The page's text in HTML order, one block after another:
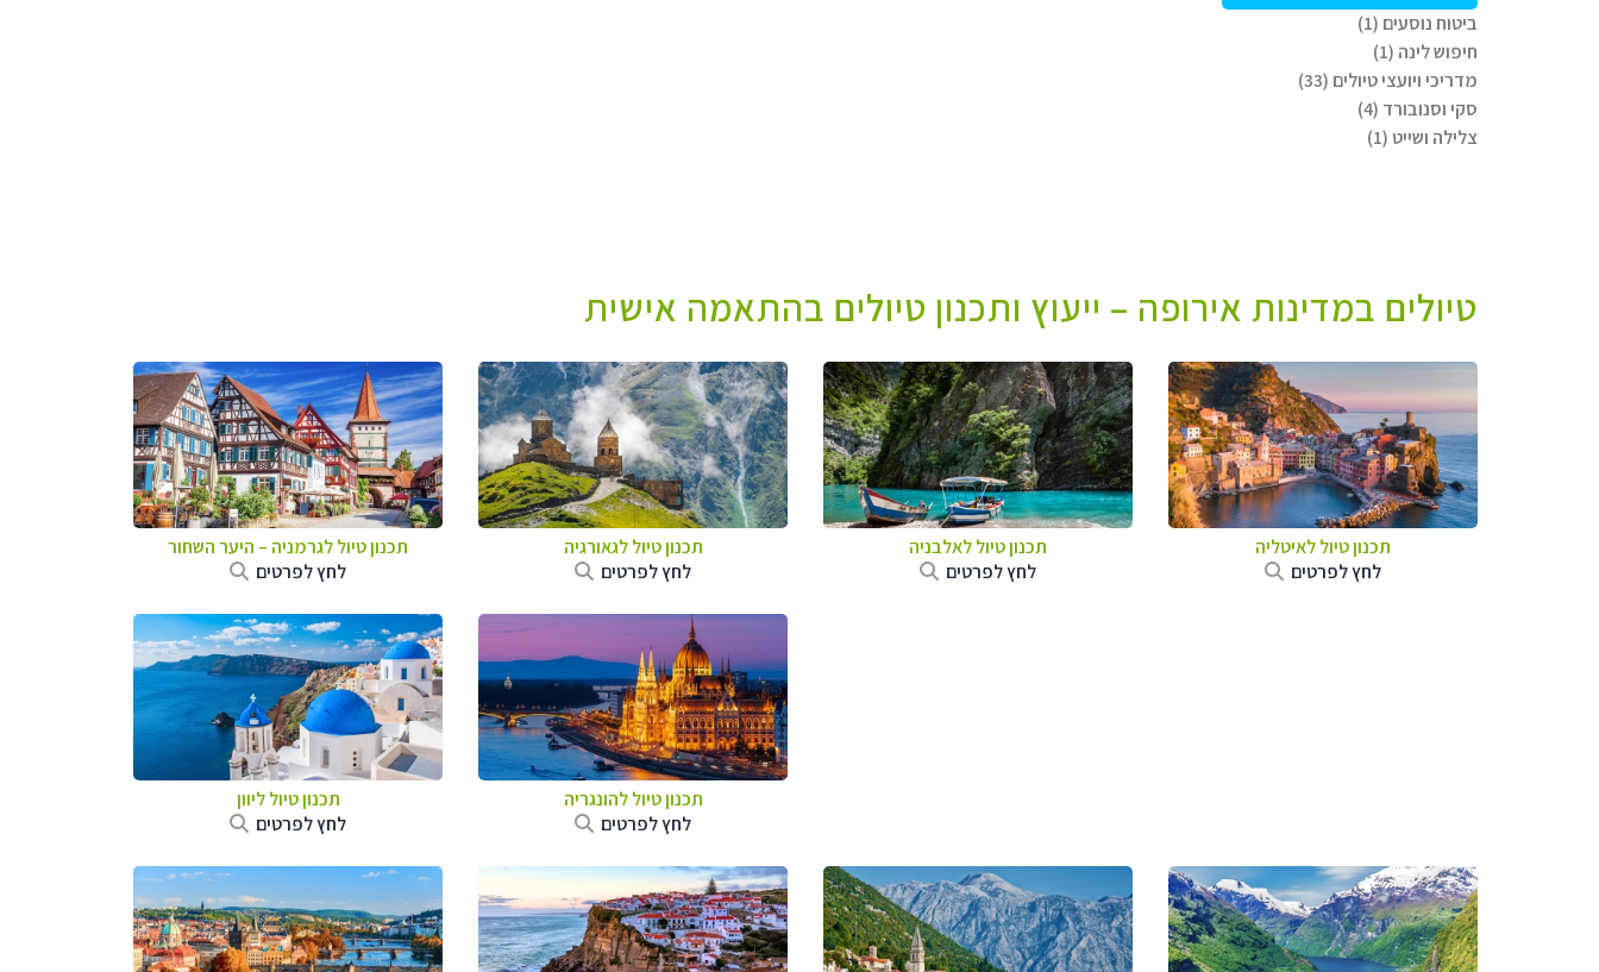
ביטוח נוסעים (1)
חיפוש לינה (1)
מדריכי ויועצי טיולים (33)
סקי וסנובורד (4)
צלילה ושייט (1)
טיולים במדינות אירופה – ייעוץ ותכנון טיולים בהתאמה אישית
תכנון טיול לאיטליה
לחץ לפרטים
תכנון טיול לאלבניה
לחץ לפרטים
תכנון טיול לגאורגיה
לחץ לפרטים
תכנון טיול לגרמניה – היער השחור
לחץ לפרטים
תכנון טיול להונגריה
לחץ לפרטים
תכנון טיול ליוון
לחץ לפרטים